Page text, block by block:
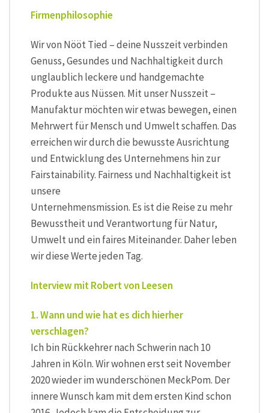
Firmenphilosophie
Wir von Nööt Tied – deine Nusszeit verbinden
Genuss, Gesundes und Nachhaltigkeit durch
unglaublich leckere und handgemachte
Produkte aus Nüssen. Mit unser Nusszeit –
Manufaktur möchten wir etwas bewegen, einen
Mehrwert für Mensch und Umwelt schaffen. Das
erreichen wir durch die bewusste Ausrichtung
und Entwicklung des Unternehmens hin zur
Fairstainability. Fairness und Nachhaltigkeit ist
unsere
Unternehmensmission. Es ist die Reise zu mehr
Bewusstheit und Verantwortung für Natur,
Umwelt und ein faires Miteinander. Daher leben
wir diese Werte jeden Tag.
Interview mit Robert von Leesen
1. Wann und wie hat es dich hierher
verschlagen?
Ich bin Rückkehrer nach Schwerin nach 10
Jahren in Köln. Wir wohnen erst seit November
2020 wieder im wunderschönen MeckPom. Der
innere Wunsch kam mit dem ersten Kind schon